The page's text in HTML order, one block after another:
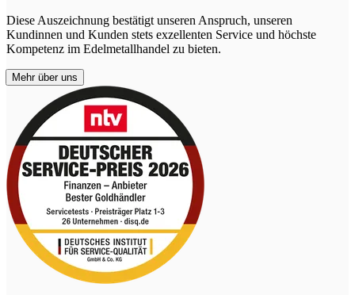
Diese Auszeichnung bestätigt unseren Anspruch, unseren
Kundinnen und Kunden stets exzellenten Service und höchste
Kompetenz im Edelmetallhandel zu bieten.
Mehr über uns